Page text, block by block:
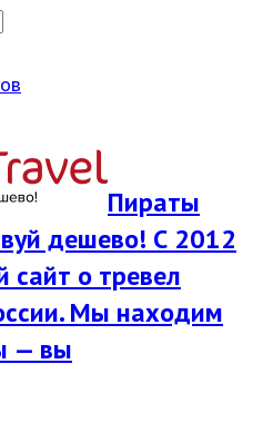
Пираты
дешево! С 2012
сайт о тревел
Мы находим
— вы